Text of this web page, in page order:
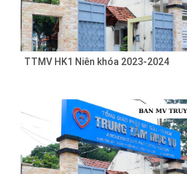
TTMV HK1 Niên khóa 2023-2024